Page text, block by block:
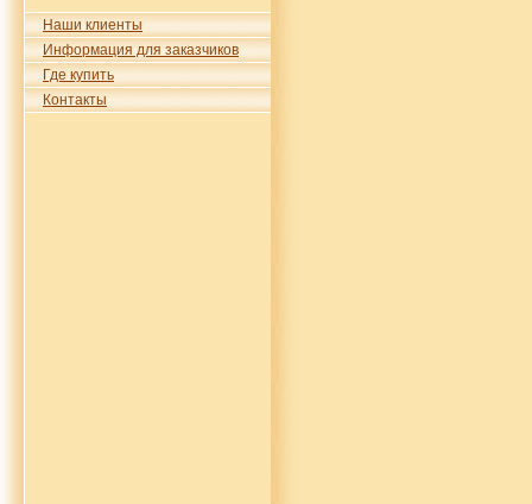
Наши клиенты
Информация для заказчиков
Где купить
Контакты